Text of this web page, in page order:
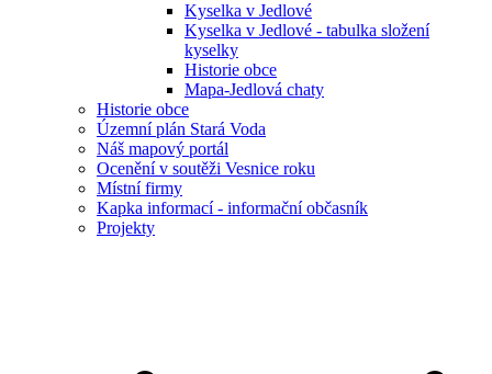
Kyselka v Jedlové
Kyselka v Jedlové - tabulka složení
kyselky
Historie obce
Mapa-Jedlová chaty
Historie obce
Územní plán Stará Voda
Náš mapový portál
Ocenění v soutěži Vesnice roku
Místní firmy
Kapka informací - informační občasník
Projekty